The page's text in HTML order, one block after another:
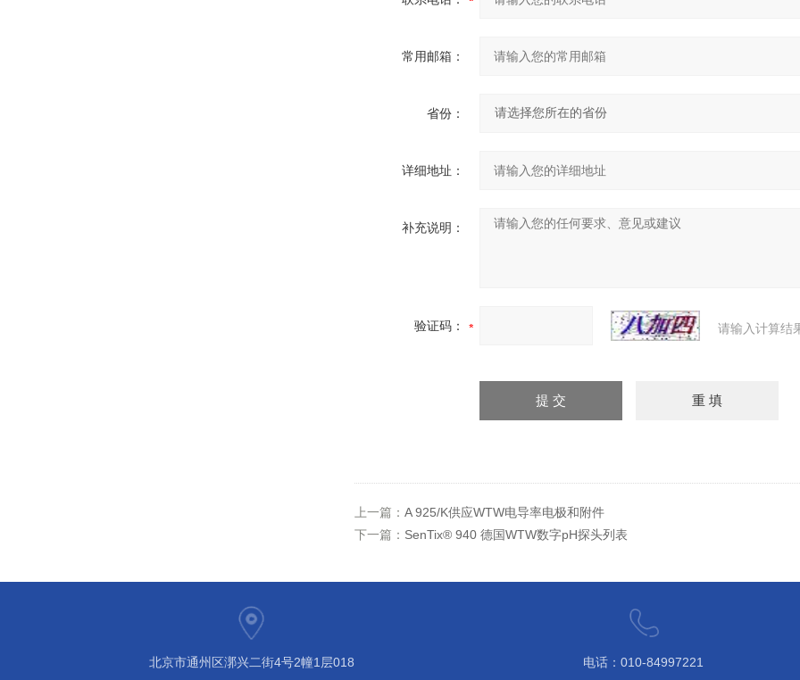
常用邮箱：
省份：
详细地址：
补充说明：
验证码： 请输入计算结
上一篇： A 925/K供应WTW电导率电极和附件
下一篇： SenTix® 940 德国WTW数字pH探头列表
北京市通州区漷兴二街4号2幢1层018 电话：010-84997221